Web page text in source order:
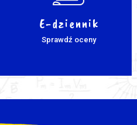
E-dziennik
Sprawdź oceny